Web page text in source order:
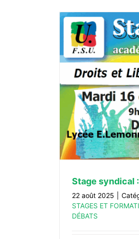
Stage syndical
22 août 2025
STAGES ET
DÉBATS
DOSSIERS